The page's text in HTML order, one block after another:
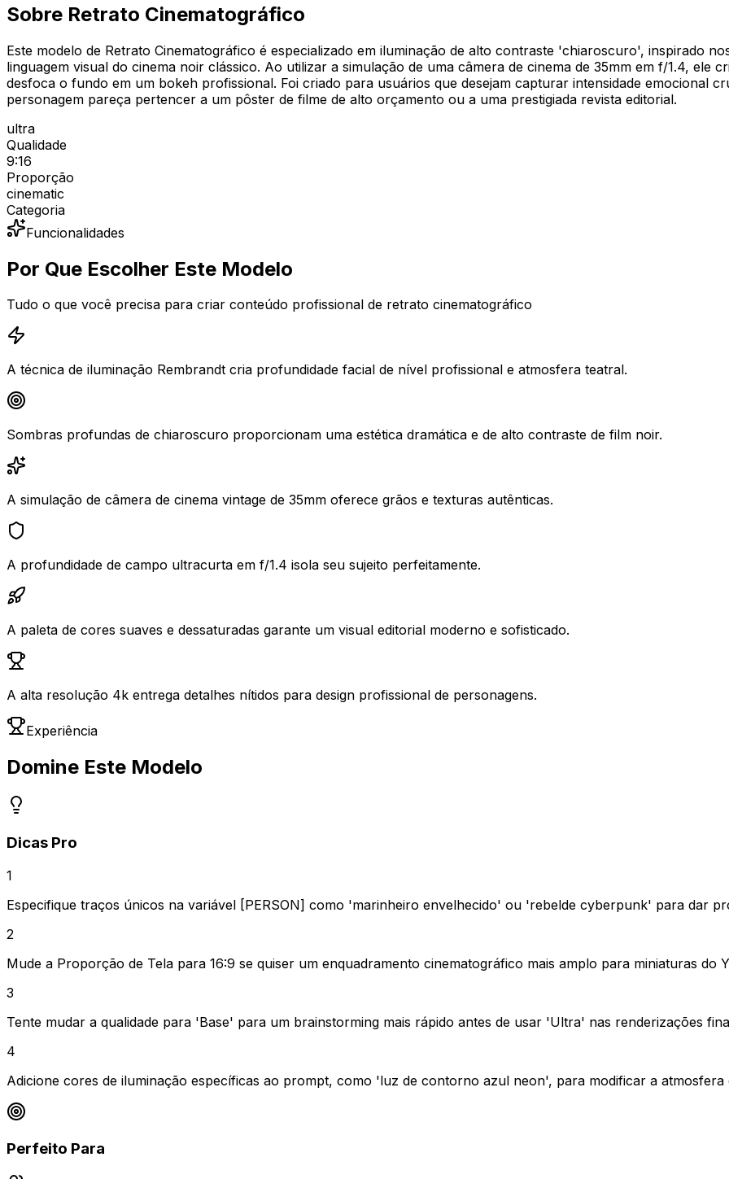
Sobre Retrato Cinematográfico
Este modelo de Retrato Cinematográfico é especializado em iluminação de alto contraste 'chiaroscuro', inspirado
linguagem visual do cinema noir clássico. Ao utilizar a simulação de uma câmera de cinema de 35mm em f/1.4, ele
desfoca o fundo em um bokeh profissional. Foi criado para usuários que desejam capturar intensidade emocional
personagem pareça pertencer a um pôster de filme de alto orçamento ou a uma prestigiada revista editorial.
ultra
Qualidade
9:16
Proporção
cinematic
Categoria
Funcionalidades
Por Que Escolher Este Modelo
Tudo o que você precisa para criar conteúdo profissional de retrato cinematográfico
A técnica de iluminação Rembrandt cria profundidade facial de nível profissional e atmosfera teatral.
Sombras profundas de chiaroscuro proporcionam uma estética dramática e de alto contraste de film noir.
A simulação de câmera de cinema vintage de 35mm oferece grãos e texturas autênticas.
A profundidade de campo ultracurta em f/1.4 isola seu sujeito perfeitamente.
A paleta de cores suaves e dessaturadas garante um visual editorial moderno e sofisticado.
A alta resolução 4k entrega detalhes nítidos para design profissional de personagens.
Experiência
Domine Este Modelo
Dicas Pro
1
Especifique traços únicos na variável [PERSON] como 'marinheiro envelhecido' ou 'rebelde cyberpunk' para dar
2
Mude a Proporção de Tela para 16:9 se quiser um enquadramento cinematográfico mais amplo para miniaturas do
3
Tente mudar a qualidade para 'Base' para um brainstorming mais rápido antes de usar 'Ultra' nas renderizações
4
Adicione cores de iluminação específicas ao prompt, como 'luz de contorno azul neon', para modificar a atmosfera
Perfeito Para